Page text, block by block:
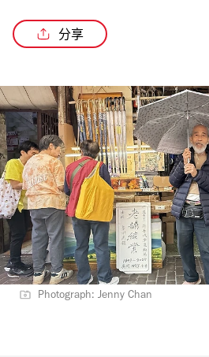
分享
Photograph: Jenny Chan